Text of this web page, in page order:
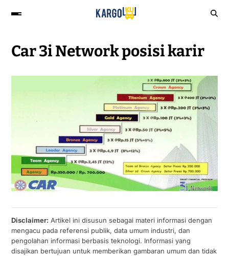
Car 3i Network posisi karir
Disclaimer:Artikel ini disusun sebagai materi informasi dengan
mengacu pada referensi publik, data umum industri, dan
pengolahan informasi berbasis teknologi. Informasi yang
disajikan bertujuan untuk memberikan gambaran umum dan tidak